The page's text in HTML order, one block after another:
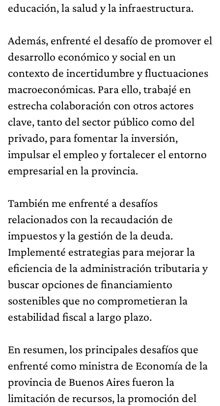
educación, la salud y la infraestructura.
Además, enfrenté el desafío de promover el
desarrollo económico y social en un
contexto de incertidumbre y fluctuaciones
macroeconómicas. Para ello, trabajé en
estrecha colaboración con otros actores
clave, tanto del sector público como del
privado, para fomentar la inversión,
impulsar el empleo y fortalecer el entorno
empresarial en la provincia.
También me enfrenté a desafíos
relacionados con la recaudación de
impuestos y la gestión de la deuda.
Implementé estrategias para mejorar la
eficiencia de la administración tributaria y
buscar opciones de financiamiento
sostenibles que no comprometieran la
estabilidad fiscal a largo plazo.
En resumen, los principales desafíos que
enfrenté como ministra de Economía de la
provincia de Buenos Aires fueron la
limitación de recursos, la promoción del